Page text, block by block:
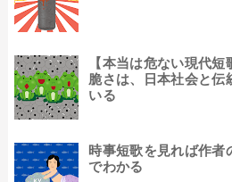
【本当は危ない現代
脆さは、日本社会と伝
いる
時事短歌を見れば作者
でわかる